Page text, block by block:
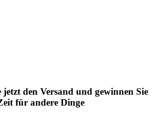
jetzt den Versand und gewinnen Sie
für andere Dinge